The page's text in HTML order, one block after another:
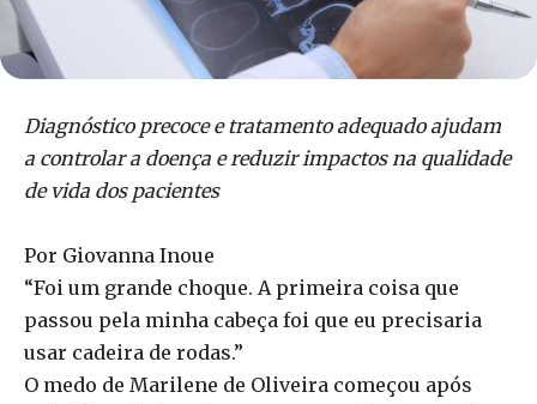
Diagnóstico precoce e tratamento adequado ajudam
a controlar a doença e reduzir impactos na qualidade
de vida dos pacientes
Por Giovanna Inoue
“Foi um grande choque. A primeira coisa que
passou pela minha cabeça foi que eu precisaria
usar cadeira de rodas.”
O medo de Marilene de Oliveira começou após